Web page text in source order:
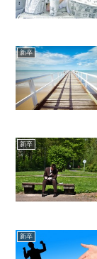
新卒
新卒
新卒